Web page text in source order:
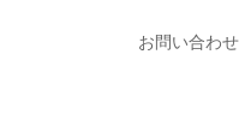
お問い合わせ